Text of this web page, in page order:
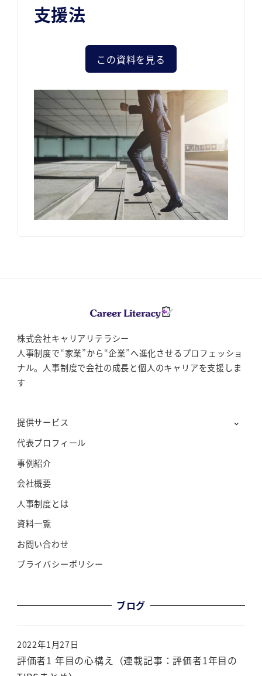
支援法
この資料を見る
株式会社キャリアリテラシー
人事制度で“家業”から“企業”へ進化させるプロフェッショ
ナル。人事制度で会社の成長と個人のキャリアを支援しま
す
提供サービス
代表プロフィール
事例紹介
会社概要
人事制度とは
資料一覧
お問い合わせ
プライバシーポリシー
ブログ
評価者1 年目の心構え（連載記事：評価者1年目の
2022年1月27日